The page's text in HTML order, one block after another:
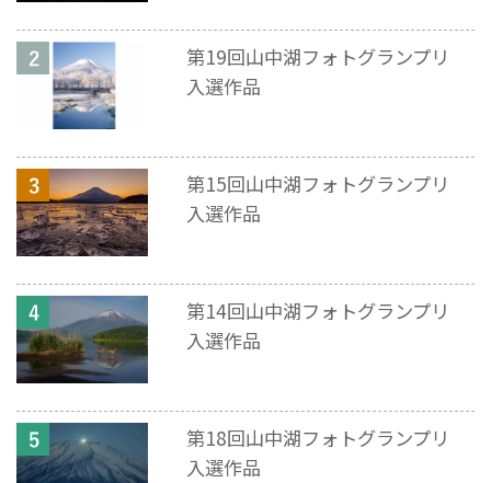
第19回山中湖フォトグランプリ
入選作品
第15回山中湖フォトグランプリ
入選作品
第14回山中湖フォトグランプリ
入選作品
第18回山中湖フォトグランプリ
入選作品